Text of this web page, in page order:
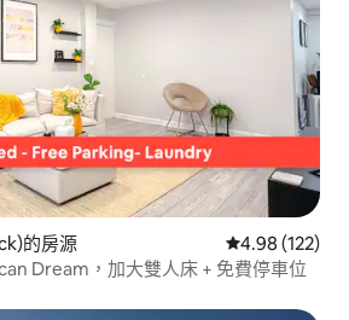
的房源 從 122 則評價
4.98 (122)
Dream，加大雙人床 + 免費停車位